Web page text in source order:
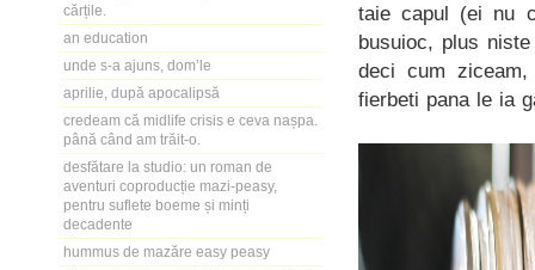
cărțile.
an education
unde s-a ajuns, dom’le
aprilie, după apocalipsă
credeam că midlife crisis e ceva nașpa.
până când am trăit-o.
desfătare la studio: un roman de
aventuri coproducție mazi-peasy,
pentru suflete boeme și minți
decadente
hummus de mazăre easy peasy
taie capul (ei nu
busuioc, plus
deci cum
fierbeti pana le ia